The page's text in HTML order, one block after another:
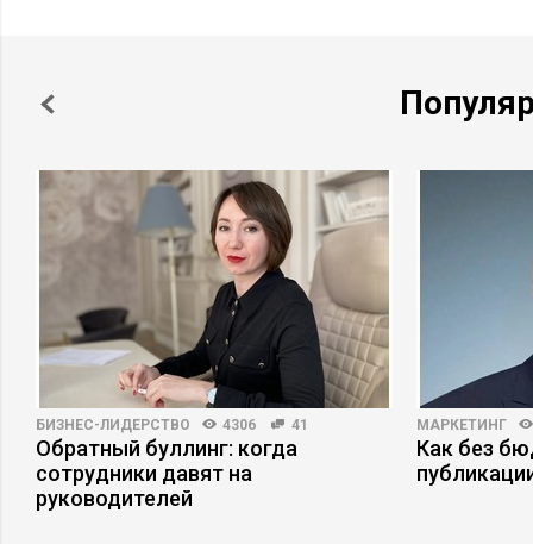
БИЗНЕС-ЛИДЕРСТВО 4306 41
Обратный буллинг: когда
сотрудники давят на
руководителей
МАРКЕТИНГ
Как без